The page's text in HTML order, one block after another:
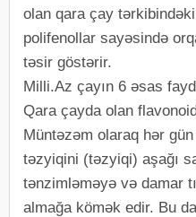
olan qara çay
polifenollar sayəsində
təsir göstərir.
Milli.Az çayın 6 əsas
Qara çayda olan
Müntəzəm olaraq hər
təzyiqini (təzyiqi) aşağı
tənzimləməyə və damar
almağa kömək edir. Bu